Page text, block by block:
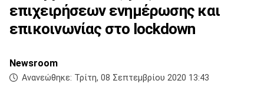
επιχειρήσεων ενημέρωσης και
επικοινωνίας στο lockdown
Newsroom
Ανανεώθηκε: Τρίτη, 08 Σεπτεμβρίου 2020 13:43